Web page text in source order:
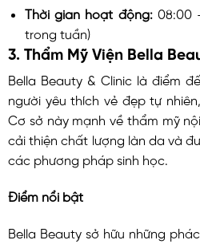
Thời gian hoạt động:08:00
trong tuần)
3. Thẩm Mỹ Viện Bella
Bella Beauty & Clinic là điểm
người yêu thích vẻ đẹp tự
Cơ sở này mạnh về thẩm mỹ
cải thiện chất lượng làn da và
các phương pháp sinh học.
Điểm nổi bật
Bella Beauty sở hữu những